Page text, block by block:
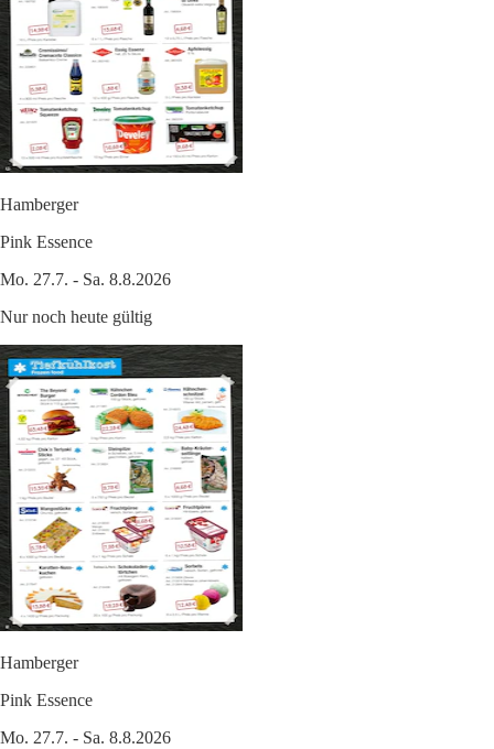
Hamberger
Pink Essence
Mo. 27.7. - Sa. 8.8.2026
Nur noch heute gültig
Hamberger
Pink Essence
Mo. 27.7. - Sa. 8.8.2026